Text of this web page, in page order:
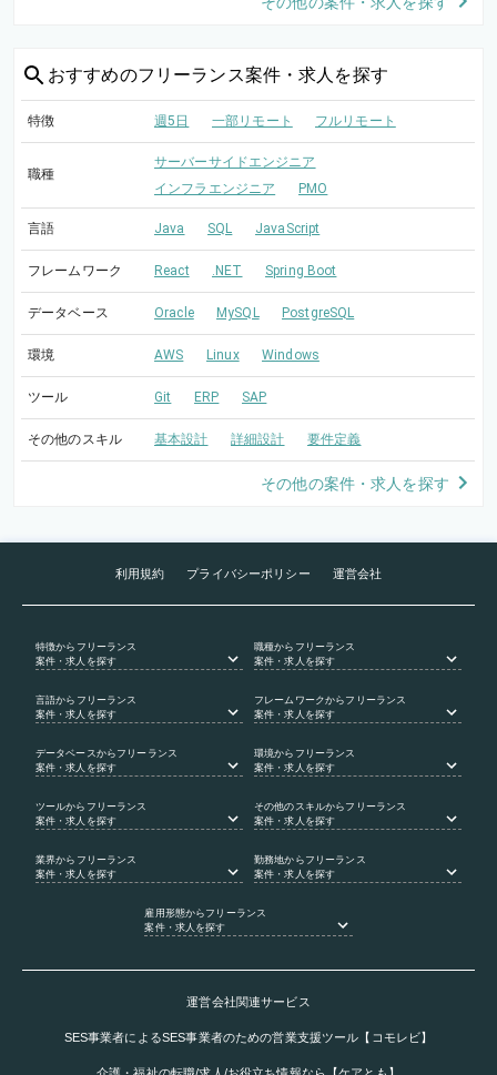
おすすめのフリーランス案件・求人を探す
特徴 週5日 一部リモート フルリモート
職種
サーバーサイドエンジニア
インフラエンジニア
PMO
言語 Java SQL JavaScript
フレームワーク React .NET Spring Boot
データベース Oracle MySQL PostgreSQL
環境 AWS Linux Windows
ツール Git ERP SAP
その他のスキル 基本設計 詳細設計 要件定義
その他の案件・求人を探す
利用規約 プライバシーポリシー 運営会社
特徴からフリーランス
案件・求人を探す
職種からフリーランス
案件・求人を探す
言語からフリーランス
案件・求人を探す
フレームワークからフリーランス
案件・求人を探す
データベース からフリーランス
案件・求人を探す
環境からフリーランス
案件・求人を探す
ツールからフリーランス
案件・求人を探す
その他のスキルからフリーランス
案件・求人を探す
業界からフリーランス
案件・求人を探す
勤務地からフリーランス
案件・求人を探す
雇用形態からフリーランス
案件・求人を探す
運営会社関連サービス
SES事業者によるSES事業者のための営業支援ツール【コモレビ】